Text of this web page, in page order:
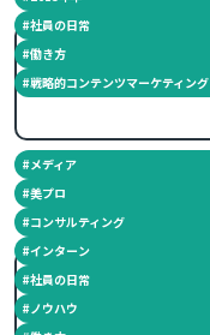
#
#
#
#働き方
#
#
#
#
#